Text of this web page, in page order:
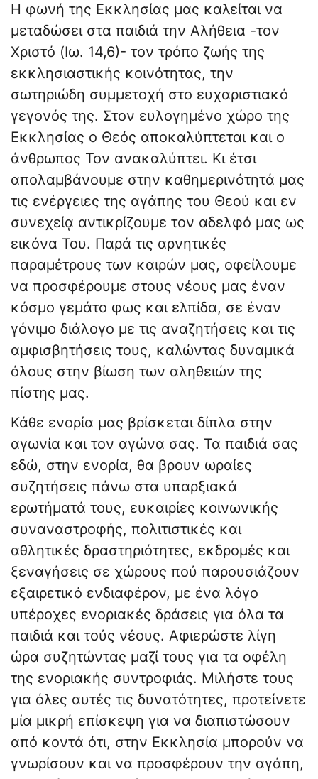
Η φωνή της Εκκλησίας μας καλείται να
μεταδώσει στα παιδιά την Αλήθεια -τον
Χριστό (Ιω. 14,6)- τον τρόπο ζωής της
εκκλησιαστικής κοινότητας, την
σωτηριώδη συμμετοχή στο ευχαριστιακό
γεγονός της. Στον ευλογημένο χώρο της
Εκκλησίας ο Θεός αποκαλύπτεται και ο
άνθρωπος Τον ανακαλύπτει. Κι έτσι
απολαμβάνουμε στην καθημερινότητά μας
τις ενέργειες της αγάπης του Θεού και εν
συνεχείᾳ αντικρίζουμε τον αδελφό μας ως
εικόνα Του. Παρά τις αρνητικές
παραμέτρους των καιρών μας, οφείλουμε
να προσφέρουμε στους νέους μας έναν
κόσμο γεμάτο φως και ελπίδα, σε έναν
γόνιμο διάλογο με τις αναζητήσεις και τις
αμφισβητήσεις τους, καλώντας δυναμικά
όλους στην βίωση των αληθειών της
πίστης μας.
Κάθε ενορία μας βρίσκεται δίπλα στην
αγωνία και τον αγώνα σας. Τα παιδιά σας
εδώ, στην ενορία, θα βρουν ωραίες
συζητήσεις πάνω στα υπαρξιακά
ερωτήματά τους, ευκαιρίες κοινωνικής
συναναστροφής, πολιτιστικές και
αθλητικές δραστηριότητες, εκδρομές και
ξεναγήσεις σε χώρους πού παρουσιάζουν
εξαιρετικό ενδιαφέρον, με ένα λόγο
υπέροχες ενοριακές δράσεις για όλα τα
παιδιά και τούς νέους. Αφιερώστε λίγη
ώρα συζητώντας μαζί τους για τα οφέλη
της ενοριακής συντροφιάς. Μιλήστε τους
για όλες αυτές τις δυνατότητες, προτείνετε
μία μικρή επίσκεψη για να διαπιστώσουν
από κοντά ότι, στην Εκκλησία μπορούν να
γνωρίσουν και να προσφέρουν την αγάπη,